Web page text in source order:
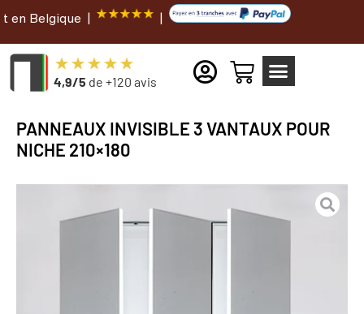
| |
4,9/5 de +120 avis
PANNEAUX INVISIBLE 3 VANTAUX POUR
NICHE 210×180